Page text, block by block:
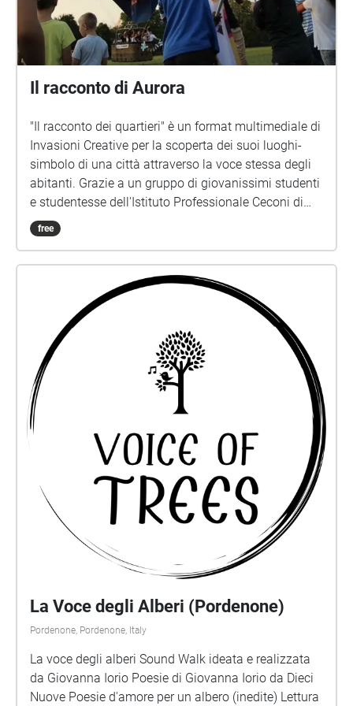
Il racconto di Aurora
"Il racconto dei quartieri" è un format multimediale di
Invasioni Creative per la scoperta dei suoi luoghi-
simbolo di una città attraverso la voce stessa degli
abitanti. Grazie a un gruppo di giovanissimi studenti
e studentesse dell'Istituto Professionale Ceconi di
Udine sono state raccolte le voci di abitanti di tutte le
età. Il risultato è una passeggiata sonora tramite
semplicemente prenotando la propria presenza e
portando con sé smartphone/cuffiette audio.
www.invasionicreative.com
free
La Voce degli Alberi (Pordenone)
Pordenone, Pordenone, Italy
La voce degli alberi Sound Walk ideata e realizzata
da Giovanna Iorio Poesie di Giovanna Iorio da Dieci
Nuove Poesie d'amore per un albero (inedite) Lettura